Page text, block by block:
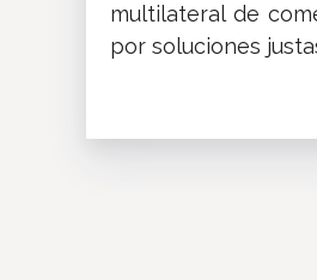
multilateral de
por soluciones